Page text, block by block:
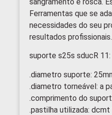
Ferramentas que se
necessidades do seu
resultados profissionais.
suporte s25s sducR 11:
.diametro suporte:
.diametro torneável: a
.comprimento do
.pastilha utilizada: